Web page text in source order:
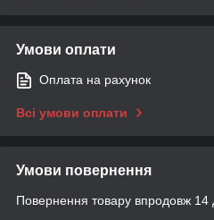
Умови оплати
Оплата на рахунок
Всі умови оплати
Умови повернення
Повернення товару впродовж 14